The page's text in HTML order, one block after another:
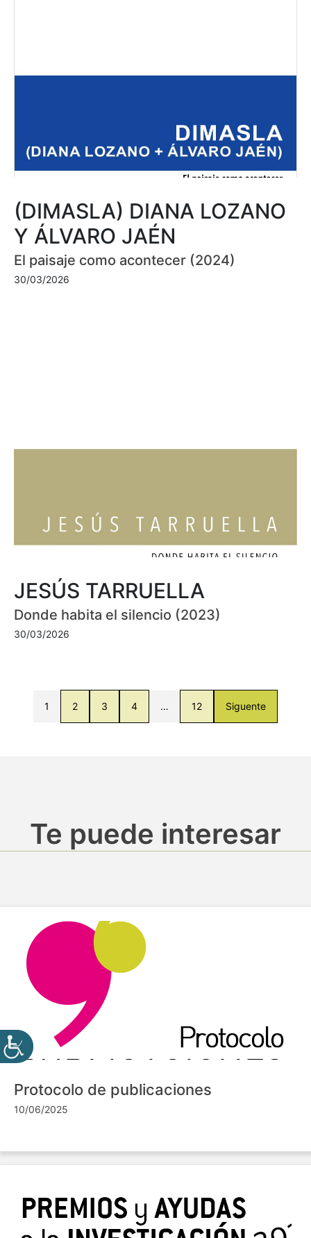
(DIMASLA) DIANA LOZANO
Y ÁLVARO JAÉN
El paisaje como acontecer (2024)
30/03/2026
JESÚS TARRUELLA
Donde habita el silencio (2023)
30/03/2026
1 2 3 4 … 12 Siguente
Te puede interesar
Protocolo de publicaciones
10/06/2025